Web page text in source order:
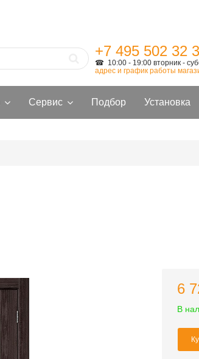
+7 495 502 32
☎ 10:00 - 19:00 вторник -
адрес и график работы
Сервис Подбор Установка
6
В